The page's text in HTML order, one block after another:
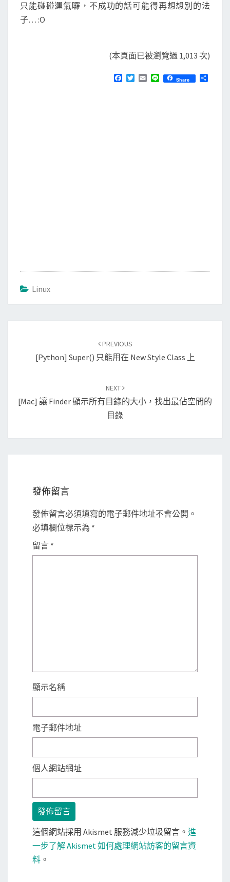
只能碰碰運氣囉，不成功的話可能得再想想別的法
子… :O
(本頁面已被瀏覽過 1,013 次)
E
Share
Linux
PREVIOUS
[Python] Super() 只能用在 New Style Class 上
NEXT
[Mac] 讓 Finder 顯示所有目錄的大小，找出最佔空間的
目錄
發佈留言
發佈留言必須填寫的電子郵件地址不會公開。
必填欄位標示為 *
留言 *
顯示名稱
電子郵件地址
個人網站網址
這個網站採用 Akismet 服務減少垃圾留言。 進
一步了解 Akismet 如何處理網站訪客的留言資
料 。